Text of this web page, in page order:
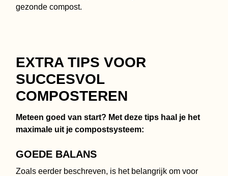
gezonde compost.
EXTRA TIPS VOOR
SUCCESVOL
COMPOSTEREN
Meteen goed van start? Met deze tips haal je het
maximale uit je compostsysteem:
GOEDE BALANS
Zoals eerder beschreven, is het belangrijk om voor